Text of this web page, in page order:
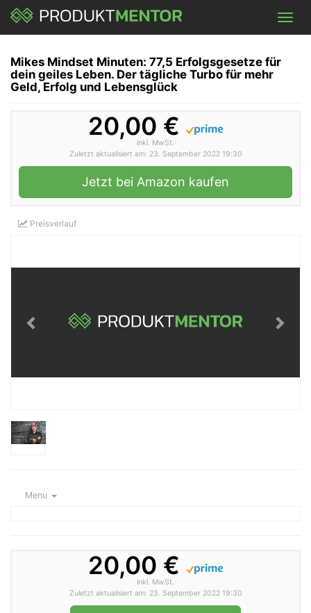
Skip
main
Mikes Mindset Minuten: 77,5 Erfolgsgesetze für
dein geiles Leben. Der tägliche Turbo für mehr
Geld, Erfolg und Lebensglück
20,00 €
inkl. MwSt.
Zuletzt aktualisiert am: 23. September 2022 19:30
Jetzt bei Amazon kaufen
Preisverlauf
Menu
20,00 €
inkl. MwSt.
Zuletzt aktualisiert am: 23. September 2022 19:30